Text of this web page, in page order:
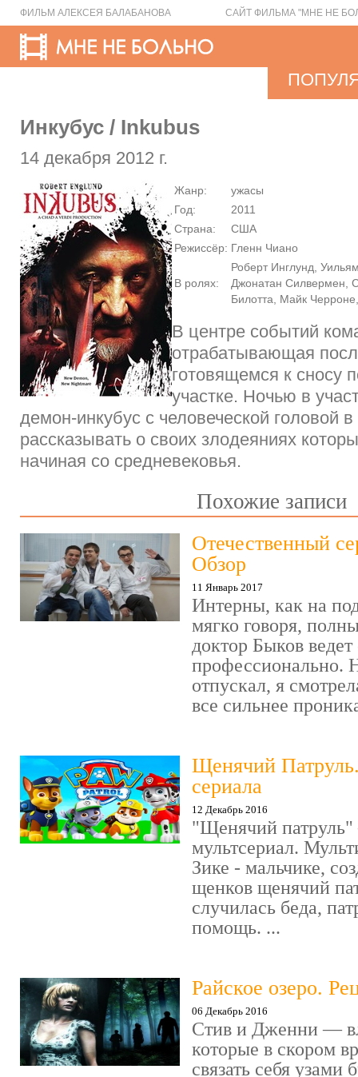
ФИЛЬМ АЛЕКСЕЯ БАЛАБАНОВА САЙТ ФИЛЬМА "МНЕ НЕ
Инкубус / Inkubus
14 декабря 2012 г.
Жанр:
ужасы
Год:
2011
Страна:
США
Режиссёр: Гленн Чиано
В ролях:
Роберт Инглунд,
Джонатан Силвермен,
Билотта, Майк
В центре событий
отрабатывающая
готовящемся к сносу
участке. Ночью в
демон-инкубус с человеческой головой
рассказывать о своих злодеяниях
начиная со средневековья.
Похожие записи
Отечественный
Обзор
11 Январь 2017
Интерны, как на
мягко говоря,
доктор Быков ведет
профессионально.
отпускал, я
все сильнее
Щенячий
сериала
12 Декабрь 2016
"Щенячий патруль"
мультсериал.
Зике - мальчике,
щенков щенячий
случилась беда,
помощь. ...
Райское озеро.
06 Декабрь 2016
Стив и Дженни —
которые в скором
связать себя узами